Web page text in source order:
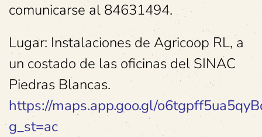
comunicarse al 84631494.
Lugar: Instalaciones de Agricoop RL, a
un costado de las oficinas del SINAC
Piedras Blancas.
https://maps.app.goo.gl/
g_st=ac